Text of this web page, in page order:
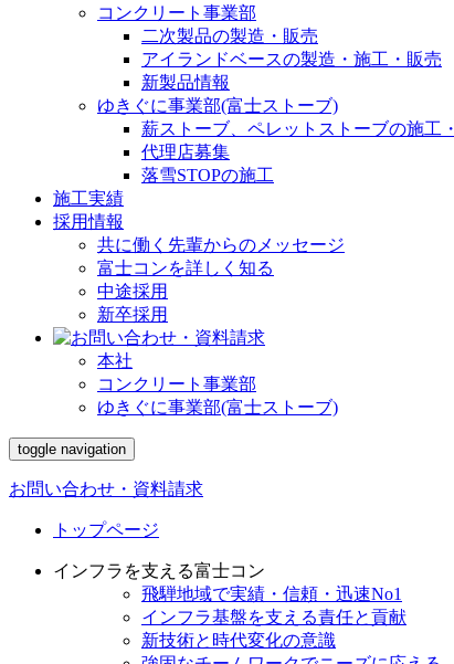
コンクリート事業部
二次製品の製造・販売
アイランドベースの製造・施工・販売
新製品情報
ゆきぐに事業部(富士ストーブ)
薪ストーブ、ペレットストーブの施工
代理店募集
落雪STOPの施工
施工実績
採用情報
共に働く先輩からのメッセージ
富士コンを詳しく知る
中途採用
新卒採用
本社
コンクリート事業部
ゆきぐに事業部(富士ストーブ)
toggle navigation
お問い合わせ・資料請求
トップページ
インフラを支える富士コン
飛騨地域で実績・信頼・迅速No1
インフラ基盤を支える責任と貢献
新技術と時代変化の意識